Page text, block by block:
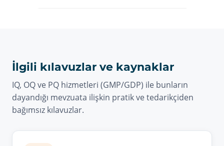
İlgili kılavuzlar ve kaynaklar
IQ, OQ ve PQ hizmetleri (GMP/GDP) ile bunların
dayandığı mevzuata ilişkin pratik ve tedarikçiden
bağımsız kılavuzlar.